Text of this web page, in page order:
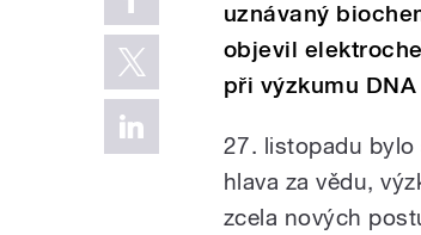
uznávaný
objevil
při výzkumu
27. listopadu bylo
hlava za vědu,
zcela nových